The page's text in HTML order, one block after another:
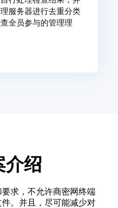
服务器进行去重分类
全员参与的管理理
介绍
求，不允许商密网终端
。并且，尽可能减少对